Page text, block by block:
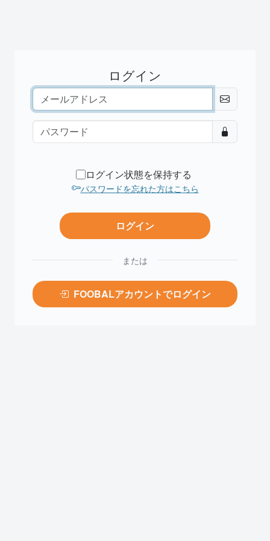
ログイン
ログイン状態を保持する
パスワードを忘れた方はこちら
または
FOOBALアカウントでログイン